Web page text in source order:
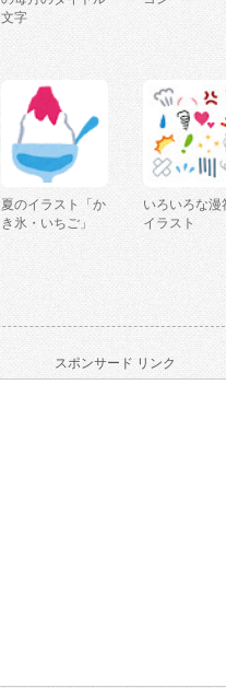
文字
夏のイラスト「か
き氷・いちご」
いろいろな漫
イラスト
スポンサード リンク